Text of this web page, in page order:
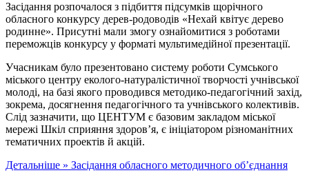
Засідання розпочалося з підбиття підсумків щорічного
обласного конкурсу дерев-родоводів «Нехай квітує дерево
родинне». Присутні мали змогу ознайомитися з роботами
переможців конкурсу у форматі мультимедійної презентації.
Учасникам було презентовано систему роботи Сумського
міського центру еколого-натуралістичної творчості учнівської
молоді, на базі якого проводився методико-педагогічний захід,
зокрема, досягнення педагогічного та учнівського колективів.
Слід зазначити, що ЦЕНТУМ є базовим закладом міської
мережі Шкіл сприяння здоров’я, є ініціатором різноманітних
тематичних проектів й акцій.
Детальніше » Засідання обласного методичного об’єднання